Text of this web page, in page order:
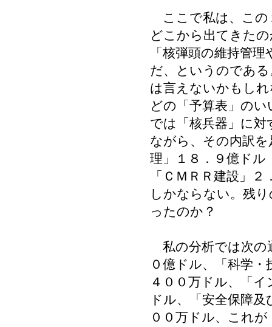
ここで私は、この
どこから出てきた
「核弾頭の維持管
だ、というのであ
は言えないかもし
どの「予算表」の
では「核兵器」に
ながら、その内訳
理」１８．９億ドル
「ＣＭＲＲ建設」
しかならない。残
ったのか？
私の分析では次の
０億ドル、「科学
４００万ドル、「
ドル、「安全保障
００万ドル、これ